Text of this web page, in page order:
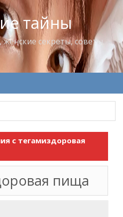
тайны
секреты, советы
с тегамиздоровая
пища